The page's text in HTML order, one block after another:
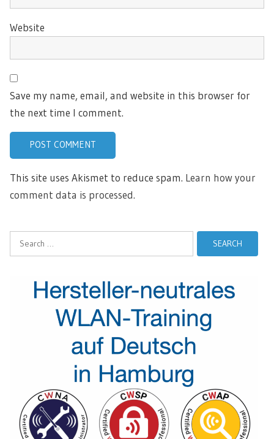
Website
Save my name, email, and website in this browser for
the next time I comment.
This site uses Akismet to reduce spam. Learn how your
comment data is processed.
Search
for: